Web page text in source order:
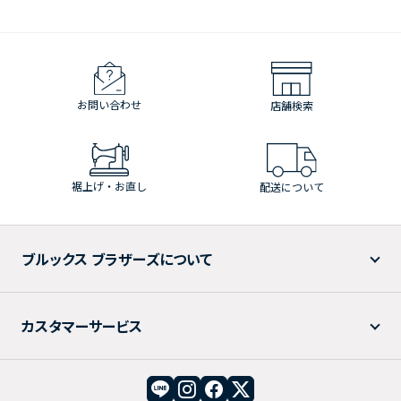
お問い合わせ 店舗検索
裾上げ・お直し 配送について
ブルックス ブラザーズについて
カスタマーサービス